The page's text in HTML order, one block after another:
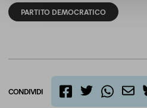
PARTITO DEMOCRATICO
CONDIVIDI